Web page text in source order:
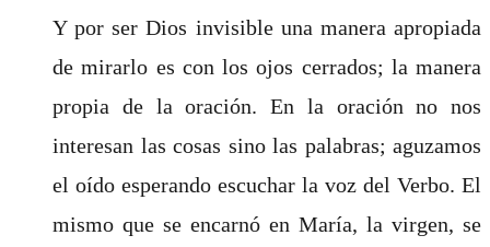
Y por ser Dios invisible una manera apropiada
de mirarlo es con los ojos cerrados; la manera
propia de la oración. En la oración no nos
interesan las cosas sino las palabras; aguzamos
el oído esperando escuchar la voz del Verbo. El
mismo que se encarnó en María, la virgen, se